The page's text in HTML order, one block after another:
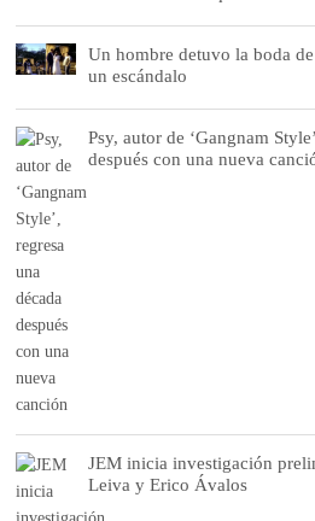
Un hombre detuvo la boda
un escándalo
Psy, autor de ‘Gangnam
después con una nueva
JEM inicia investigación
Leiva y Erico Ávalos